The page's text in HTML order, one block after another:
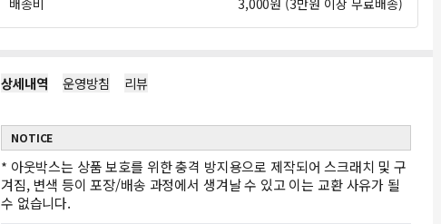
배송비 3,000원 (3만원 이상 무료배송)
상세내역 운영방침 리뷰
NOTICE
* 아웃박스는 상품 보호를 위한 충격 방지용으로 제작되어 스크래치 및 구
겨짐, 변색 등이 포장/배송 과정에서 생겨날 수 있고 이는 교환 사유가 될
수 없습니다.